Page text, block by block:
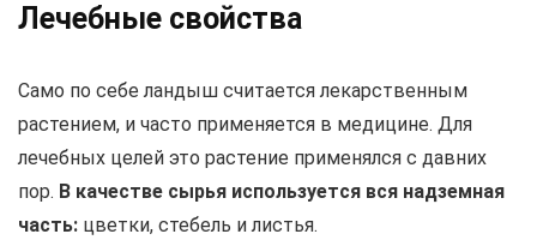
Лечебные свойства
Само по себе ландыш считается лекарственным
растением, и часто применяется в медицине. Для
лечебных целей это растение применялся с давних
пор. В качестве сырья используется вся надземная
часть: цветки, стебель и листья.